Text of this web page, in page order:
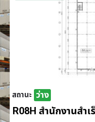
สถานะ ว่าง
R08H สำนักงานสำ